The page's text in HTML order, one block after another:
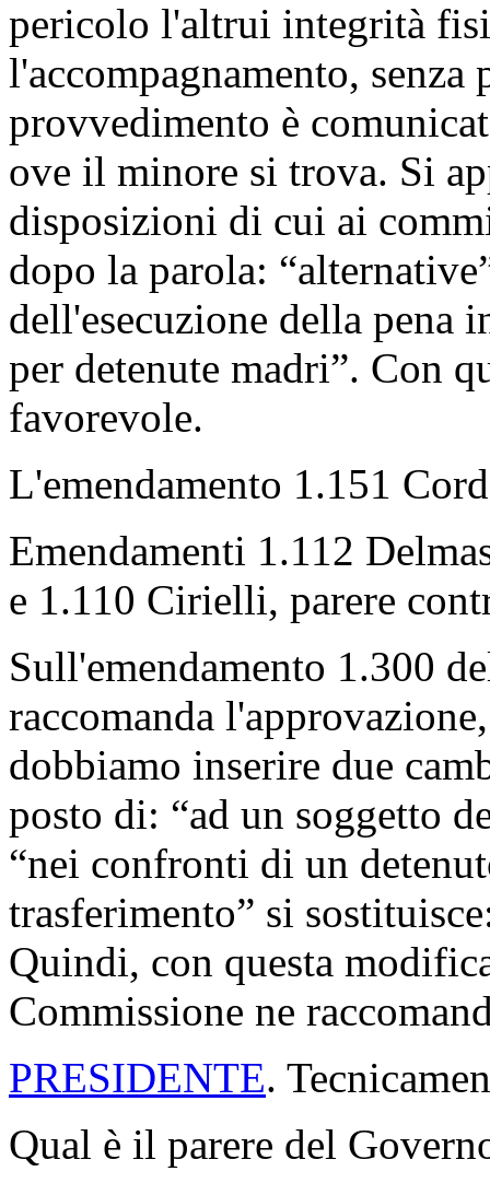
pericolo l'altrui integrità
l'accompagnamento,
provvedimento è
ove il minore si trova. Si
disposizioni di cui ai
dopo la parola:
dell'esecuzione della pena
per detenute madri”. Con
favorevole.
L'emendamento 1.151
Emendamenti 1.112
e 1.110 Cirielli, parere
Sull'emendamento 1.300
raccomanda
dobbiamo inserire due
posto di: “ad un soggetto
“nei confronti di un
trasferimento” si
Quindi, con questa
Commissione ne
PRESIDENTE.
Qual è il parere del